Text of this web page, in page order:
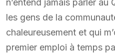
n’entend jamais parler au
les gens de la
chaleureusement et qui
premier emploi à temps